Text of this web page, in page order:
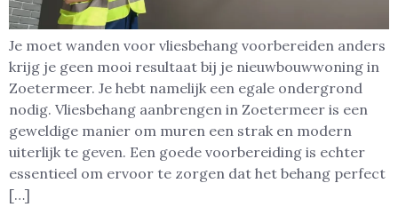
Je moet wanden voor vliesbehang voorbereiden anders
krijg je geen mooi resultaat bij je nieuwbouwwoning in
Zoetermeer. Je hebt namelijk een egale ondergrond
nodig. Vliesbehang aanbrengen in Zoetermeer is een
geweldige manier om muren een strak en modern
uiterlijk te geven. Een goede voorbereiding is echter
essentieel om ervoor te zorgen dat het behang perfect
[…]